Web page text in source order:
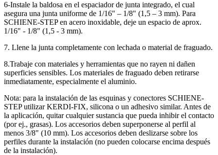
6-Instale la baldosa en el espaciador de junta integrado, el cual
asegura una junta uniforme de 1/16" – 1/8" (1,5 – 3 mm). Para
SCHIENE-STEP en acero inoxidable, deje un espacio de aprox.
1/16" - 1/8" (1,5 - 3 mm).
7. Llene la junta completamente con lechada o material de fraguado.
8.Trabaje con materiales y herramientas que no rayen ni dañen
superficies sensibles. Los materiales de fraguado deben retirarse
inmediatamente, especialmente el aluminio.
Nota: para la instalación de las esquinas y conectores SCHIENE-
STEP utilizar KERDI-FIX, silicona o un adhesivo similar. Antes de
la aplicación, quitar cualquier sustancia que pueda inhibir el contacto
(por ej., grasas). Los accesorios deben superponerse al perfil al
menos 3/8" (10 mm). Los accesorios deben deslizarse sobre los
perfiles durante la instalación (no pueden colocarse encima después
de la instalación).